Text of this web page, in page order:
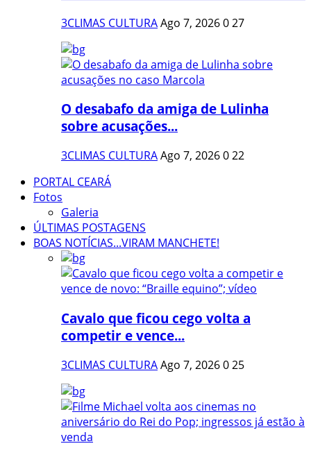
3CLIMAS CULTURAAgo 7, 2026027
O desabafo da amiga de Lulinha
sobre acusações...
3CLIMAS CULTURAAgo 7, 2026022
PORTAL CEARÁ
Fotos
Galeria
ÚLTIMAS POSTAGENS
BOAS NOTÍCIAS...VIRAM MANCHETE!
Cavalo que ficou cego volta a
competir e vence...
3CLIMAS CULTURAAgo 7, 2026025